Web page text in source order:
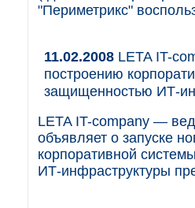
"Периметрикс"
11.02.2008 LETA IT-
построению
защищенностью ИТ-
LETA IT-company —
объявляет о запуске
корпоративной
ИТ-инфраструктуры